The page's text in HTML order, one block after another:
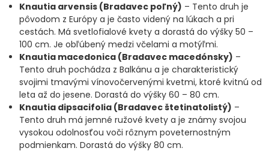
Knautia arvensis (Bradavec poľný) – Tento druh je
pôvodom z Európy a je často videný na lúkach a pri
cestách. Má svetlofialové kvety a dorastá do výšky 50 –
100 cm. Je obľúbený medzi včelami a motýľmi.
Knautia macedonica (Bradavec macedónsky) –
Tento druh pochádza z Balkánu a je charakteristický
svojimi tmavými vínovočervenými kvetmi, ktoré kvitnú od
leta až do jesene. Dorastá do výšky 60 – 80 cm.
Knautia dipsacifolia (Bradavec štetinatolistý) –
Tento druh má jemné ružové kvety a je známy svojou
vysokou odolnosťou voči rôznym poveternostným
podmienkam. Dorastá do výšky 80 cm.